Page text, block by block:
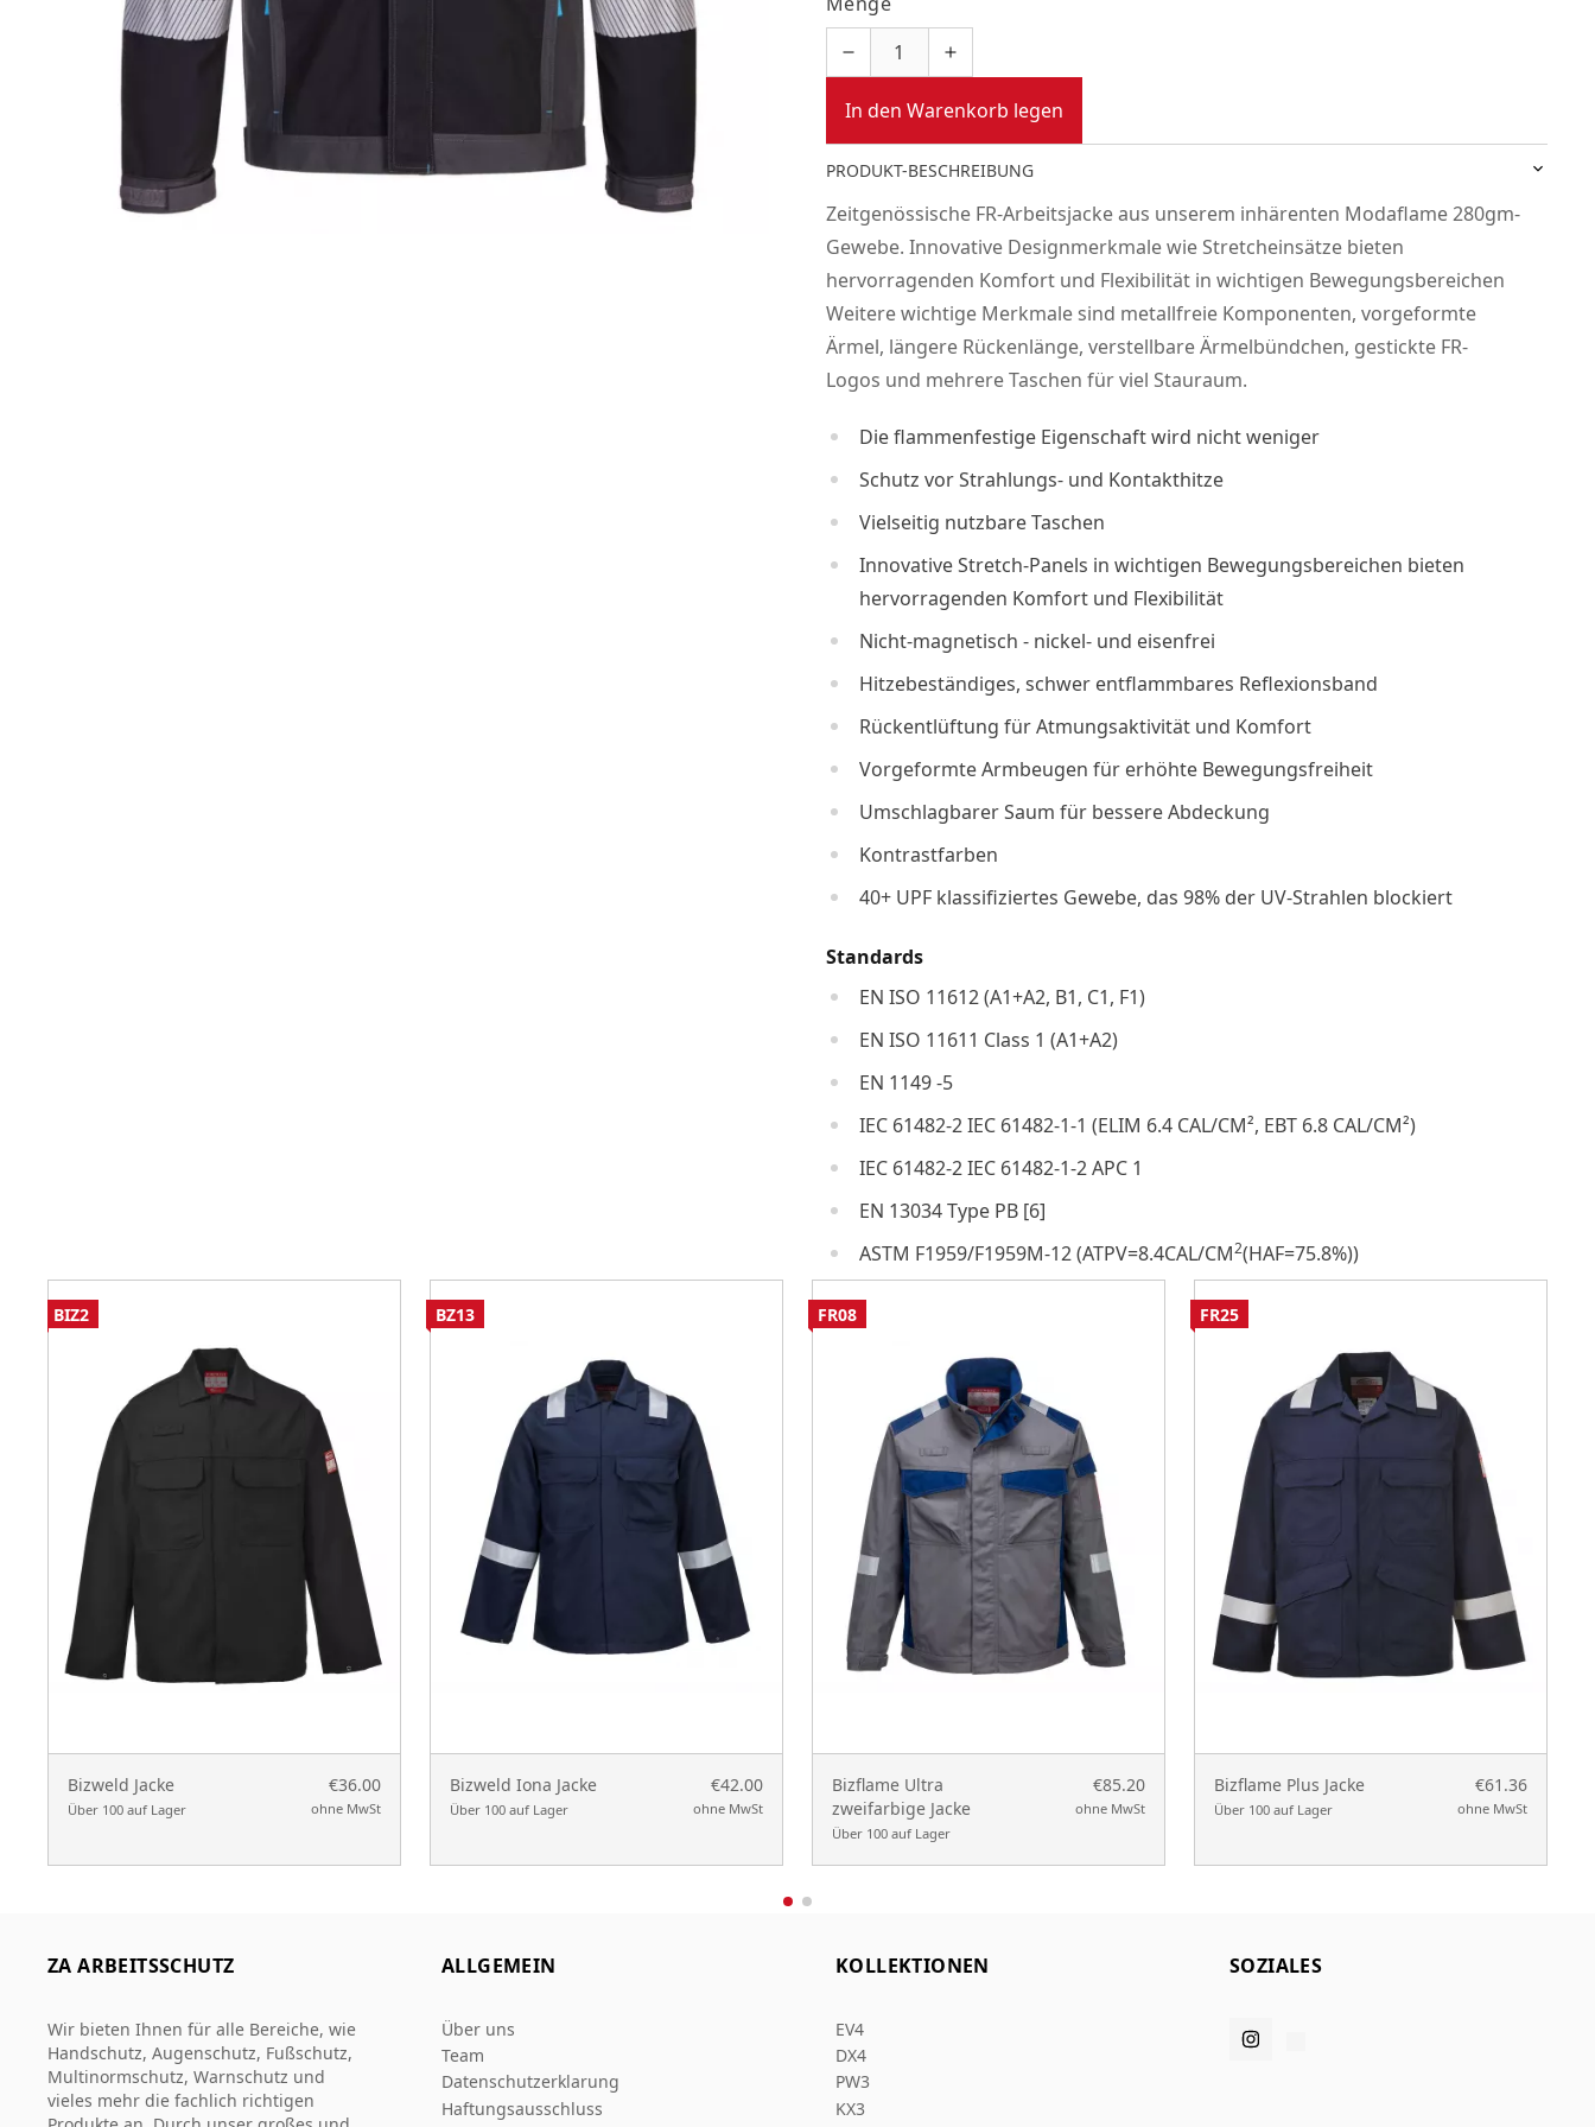
In den Warenkorb legen
PRODUKT-BESCHREIBUNG
Zeitgenössische FR-Arbeitsjacke aus unserem inhärenten Modaflame 280gm-
Gewebe. Innovative Designmerkmale wie Stretcheinsätze bieten
hervorragenden Komfort und Flexibilität in wichtigen Bewegungsbereichen
Weitere wichtige Merkmale sind metallfreie Komponenten, vorgeformte
Ärmel, längere Rückenlänge, verstellbare Ärmelbündchen, gestickte FR-
Logos und mehrere Taschen für viel Stauraum.
Die flammenfestige Eigenschaft wird nicht weniger
Schutz vor Strahlungs- und Kontakthitze
Vielseitig nutzbare Taschen
Innovative Stretch-Panels in wichtigen Bewegungsbereichen bieten
hervorragenden Komfort und Flexibilität
Nicht-magnetisch - nickel- und eisenfrei
Hitzebeständiges, schwer entflammbares Reflexionsband
Rückentlüftung für Atmungsaktivität und Komfort
Vorgeformte Armbeugen für erhöhte Bewegungsfreiheit
Umschlagbarer Saum für bessere Abdeckung
Kontrastfarben
40+ UPF klassifiziertes Gewebe, das 98% der UV-Strahlen blockiert
Standards
EN ISO 11612 (A1+A2, B1, C1, F1)
EN ISO 11611 Class 1 (A1+A2)
EN 1149 -5
IEC 61482-2 IEC 61482-1-1 (ELIM 6.4 CAL/CM², EBT 6.8 CAL/CM²)
IEC 61482-2 IEC 61482-1-2 APC 1
EN 13034 Type PB [6]
ASTM F1959/F1959M-12 (ATPV=8.4CAL/CM2(HAF=75.8%))
Bizweld Jacke
Über 100 auf Lager
€36.00
ohne MwSt
BIZ2
Bizweld Iona Jacke
Über 100 auf Lager
€42.00
ohne MwSt
BZ13
Bizflame Ultra
zweifarbige Jacke
Über 100 auf Lager
€85.20
ohne MwSt
FR08
Bizflame Plus Jacke
Über 100 auf Lager
€61.36
ohne MwSt
FR25
ZA ARBEITSSCHUTZ
Wir bieten Ihnen für alle Bereiche, wie
Handschutz, Augenschutz, Fußschutz,
Multinormschutz, Warnschutz und
vieles mehr die fachlich richtigen
ALLGEMEIN
Über uns
Team
Datenschutzerklarung
Haftungsausschluss
KOLLEKTIONEN
EV4
DX4
PW3
KX3
SOZIALES